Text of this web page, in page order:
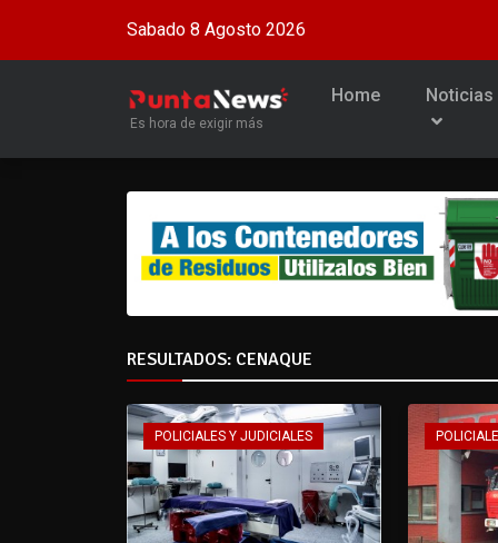
Sabado 8 Agosto 2026
Es hora de exigir más
Home Noticias
RESULTADOS: CENAQUE
POLICIALES Y JUDICIALES